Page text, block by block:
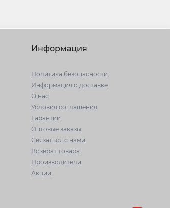
Информация
Политика безопасности
Информация о доставке
О нас
Условия соглашения
Гарантии
Оптовые заказы
Связаться с нами
Возврат товара
Производители
Акции